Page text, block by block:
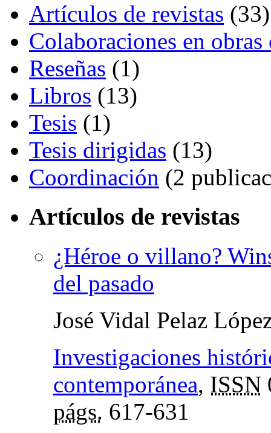
Artículos de revistas (33)
Colaboraciones en
Reseñas (1)
Libros (13)
Tesis (1)
Tesis dirigidas (13)
Coordinación (2
Artículos de revistas
¿Héroe o villano?
del pasado
José Vidal Pelaz
Investigaciones
contemporánea, ISSN
págs. 617-631